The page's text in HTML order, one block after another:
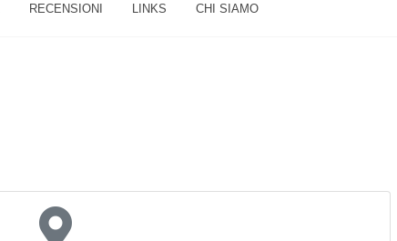
RECENSIONI LINKS CHI SIAMO